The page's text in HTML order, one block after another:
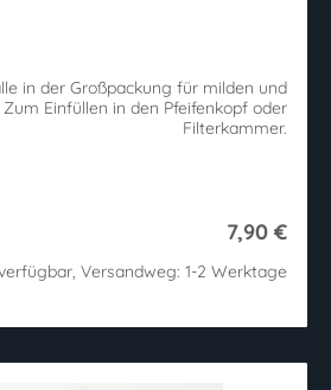
in der Großpackung für milden und
Einfüllen in den Pfeifenkopf oder
Filterkammer.
7,90 €
Versandweg: 1-2 Werktage